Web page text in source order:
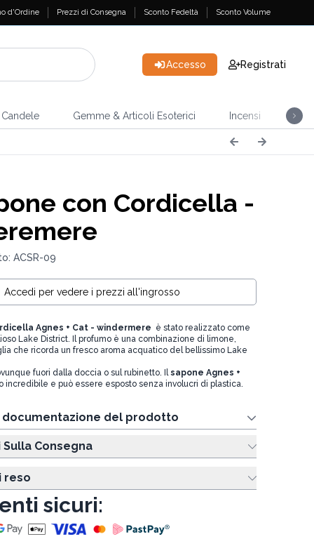
d'Ordine Prezzi di Consegna Sconto Fedeltà Sconto Volume
Accesso Registrati
Candele Gemme & Articoli Esoterici Incensi
con Cordicella -
ACSR-09
Accedi per vedere i prezzi all'ingrosso
Agnes + Cat - windermere è stato realizzato come
Lake District. Il profumo è una combinazione di limone,
che ricorda un fresco aroma acquatico del bellissimo Lake
fuori dalla doccia o sul rubinetto. Ilsapone Agnes +
incredibile e può essere esposto senza involucri di plastica.
documentazione del prodotto
Consegna
reso
sicuri: